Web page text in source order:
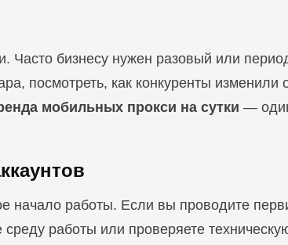
Часто бизнесу нужен разовый или
посмотреть, как конкуренты
мобильных прокси на сутки —
начало работы. Если вы проводите
работы или проверяете